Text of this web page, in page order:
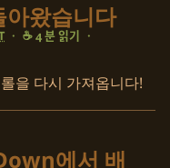
왔습니다
· ☕ 4 분 읽기 ·
을 다시 가져옵니다!
에서 배